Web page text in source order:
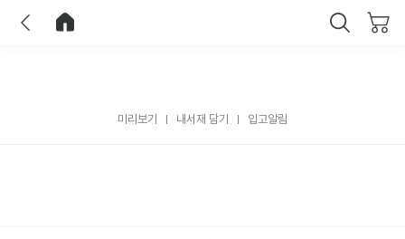
미리보기 내서재 담기 입고알림